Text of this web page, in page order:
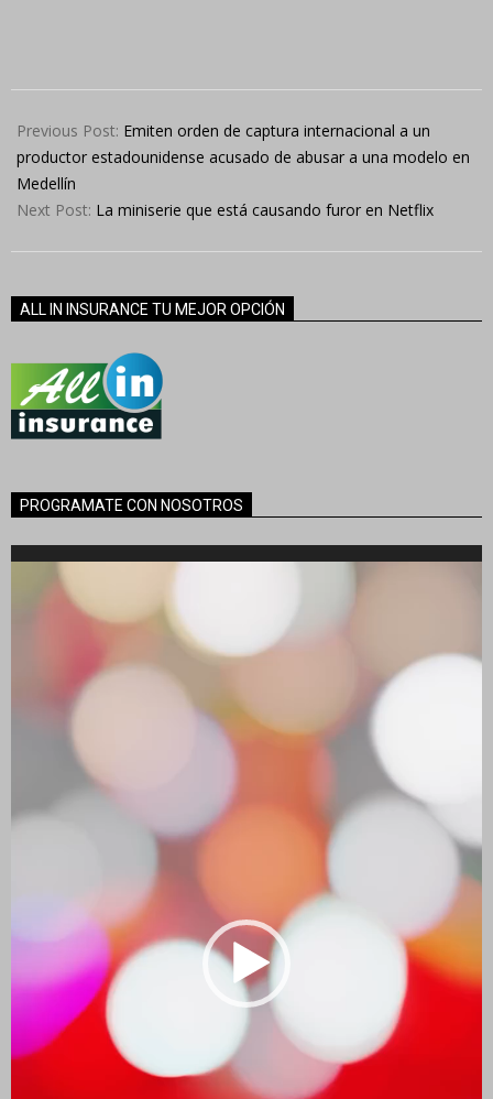
10-
05
Previous Post: Emiten orden de captura internacional a un
productor estadounidense acusado de abusar a una modelo en
Medellín
Next Post: La miniserie que está causando furor en Netflix
ALL IN INSURANCE TU MEJOR OPCIÓN
PROGRAMATE CON NOSOTROS
Reproductor